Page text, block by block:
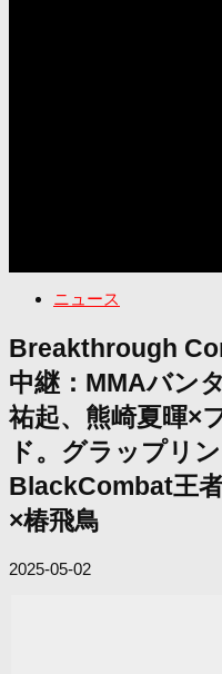
ニュース
Breakthrough
中継：MMAバン
祐起、熊崎夏暉×
ド。グラップリ
BlackCombat王
×椿飛鳥
2025-05-02